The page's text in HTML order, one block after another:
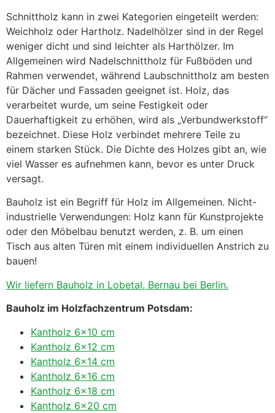
Schnittholz kann in zwei Kategorien eingeteilt werden:
Weichholz oder Hartholz. Nadelhölzer sind in der Regel
weniger dicht und sind leichter als Harthölzer. Im
Allgemeinen wird Nadelschnittholz für Fußböden und
Rahmen verwendet, während Laubschnittholz am besten
für Dächer und Fassaden geeignet ist. Holz, das
verarbeitet wurde, um seine Festigkeit oder
Dauerhaftigkeit zu erhöhen, wird als „Verbundwerkstoff“
bezeichnet. Diese Holz verbindet mehrere Teile zu
einem starken Stück. Die Dichte des Holzes gibt an, wie
viel Wasser es aufnehmen kann, bevor es unter Druck
versagt.
Bauholz ist ein Begriff für Holz im Allgemeinen. Nicht-
industrielle Verwendungen: Holz kann für Kunstprojekte
oder den Möbelbau benutzt werden, z. B. um einen
Tisch aus alten Türen mit einem individuellen Anstrich zu
bauen!
Wir liefern Bauholz in Lobetal, Bernau bei Berlin.
Bauholz im Holzfachzentrum Potsdam:
Kantholz 6×10 cm
Kantholz 6×12 cm
Kantholz 6×14 cm
Kantholz 6×16 cm
Kantholz 6×18 cm
Kantholz 6×20 cm